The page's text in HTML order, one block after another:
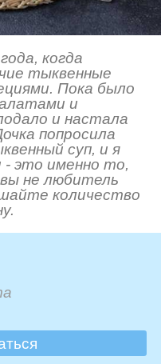
когда
тыквенные
Пока было
и
и настала
попросила
суп, и я
- это именно то,
не любитель
количество